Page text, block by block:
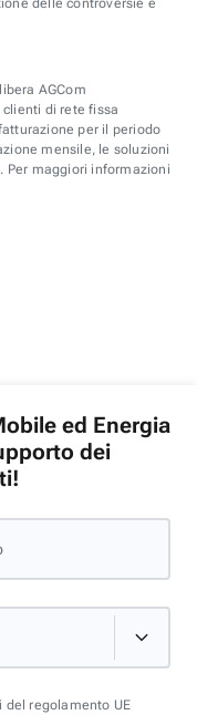
delle controversie è
AGCom
di rete fissa
per il periodo
mensile, le soluzioni
Per maggiori informazioni
ed Energia
dei
del regolamento UE